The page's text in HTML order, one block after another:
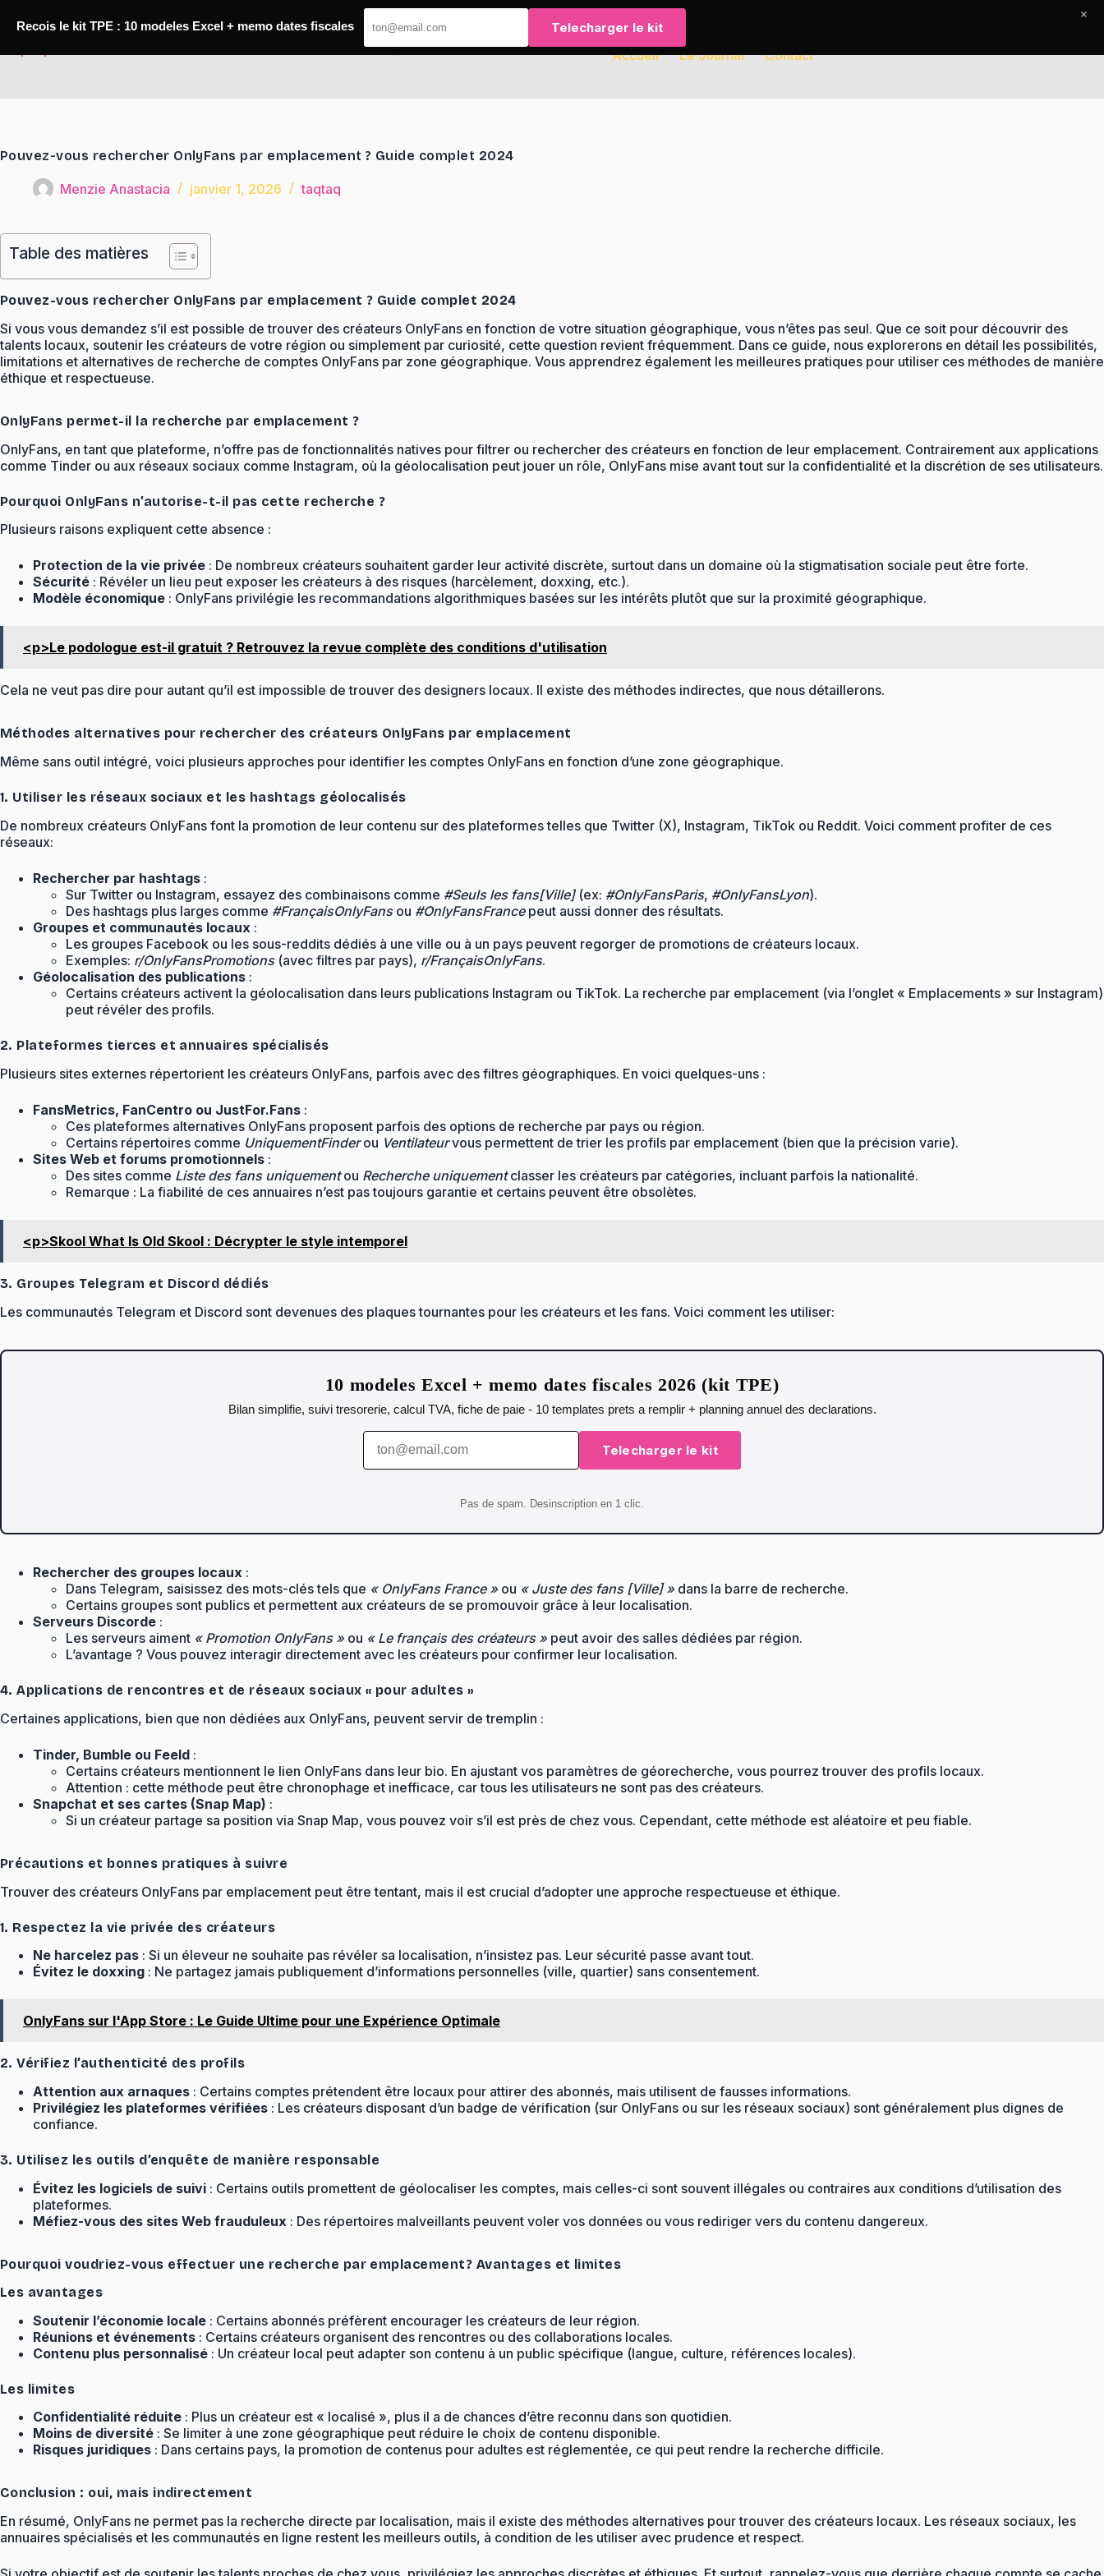
Accueil Le Journal Contact
Pouvez-vous rechercher OnlyFans par emplacement ? Guide complet 2024
Menzie Anastacia janvier 1, 2026 taqtaq
Table des matières
Pouvez-vous rechercher OnlyFans par emplacement ? Guide complet 2024
Si vous vous demandez s’il est possible de trouver des créateurs OnlyFans en fonction de votre situation géographique, vous n’êtes pas seul. Que ce soit pour découvrir des
talents locaux, soutenir les créateurs de votre région ou simplement par curiosité, cette question revient fréquemment. Dans ce guide, nous explorerons en détail les possibilités,
limitations et alternatives de recherche de comptes OnlyFans par zone géographique. Vous apprendrez également les meilleures pratiques pour utiliser ces méthodes de manière
éthique et respectueuse.
OnlyFans permet-il la recherche par emplacement ?
OnlyFans, en tant que plateforme, n’offre pas de fonctionnalités natives pour filtrer ou rechercher des créateurs en fonction de leur emplacement. Contrairement aux applications
comme Tinder ou aux réseaux sociaux comme Instagram, où la géolocalisation peut jouer un rôle, OnlyFans mise avant tout sur la confidentialité et la discrétion de ses utilisateurs.
Pourquoi OnlyFans n’autorise-t-il pas cette recherche ?
Plusieurs raisons expliquent cette absence :
Protection de la vie privée : De nombreux créateurs souhaitent garder leur activité discrète, surtout dans un domaine où la stigmatisation sociale peut être forte.
Sécurité : Révéler un lieu peut exposer les créateurs à des risques (harcèlement, doxxing, etc.).
Modèle économique : OnlyFans privilégie les recommandations algorithmiques basées sur les intérêts plutôt que sur la proximité géographique.
<p>Le podologue est-il gratuit ? Retrouvez la revue complète des conditions d'utilisation
Cela ne veut pas dire pour autant qu’il est impossible de trouver des designers locaux. Il existe des méthodes indirectes, que nous détaillerons.
Méthodes alternatives pour rechercher des créateurs OnlyFans par emplacement
Même sans outil intégré, voici plusieurs approches pour identifier les comptes OnlyFans en fonction d’une zone géographique.
1. Utiliser les réseaux sociaux et les hashtags géolocalisés
De nombreux créateurs OnlyFans font la promotion de leur contenu sur des plateformes telles que Twitter (X), Instagram, TikTok ou Reddit. Voici comment profiter de ces
réseaux:
Rechercher par hashtags :
Sur Twitter ou Instagram, essayez des combinaisons comme #Seuls les fans[Ville](ex: #OnlyFansParis, #OnlyFansLyon).
Des hashtags plus larges comme #FrançaisOnlyFansou #OnlyFansFrancepeut aussi donner des résultats.
Groupes et communautés locaux :
Les groupes Facebook ou les sous-reddits dédiés à une ville ou à un pays peuvent regorger de promotions de créateurs locaux.
Exemples: r/OnlyFansPromotions(avec filtres par pays), r/FrançaisOnlyFans.
Géolocalisation des publications :
Certains créateurs activent la géolocalisation dans leurs publications Instagram ou TikTok. La recherche par emplacement (via l’onglet « Emplacements » sur Instagram)
peut révéler des profils.
2. Plateformes tierces et annuaires spécialisés
Plusieurs sites externes répertorient les créateurs OnlyFans, parfois avec des filtres géographiques. En voici quelques-uns :
FansMetrics, FanCentro ou JustFor.Fans :
Ces plateformes alternatives OnlyFans proposent parfois des options de recherche par pays ou région.
Certains répertoires comme UniquementFinderou Ventilateurvous permettent de trier les profils par emplacement (bien que la précision varie).
Sites Web et forums promotionnels :
Des sites comme Liste des fans uniquementou Recherche uniquementclasser les créateurs par catégories, incluant parfois la nationalité.
Remarque : La fiabilité de ces annuaires n’est pas toujours garantie et certains peuvent être obsolètes.
<p>Skool What Is Old Skool : Décrypter le style intemporel
3. Groupes Telegram et Discord dédiés
Les communautés Telegram et Discord sont devenues des plaques tournantes pour les créateurs et les fans. Voici comment les utiliser:
10 modeles Excel + memo dates fiscales 2026 (kit TPE)
Bilan simplifie, suivi tresorerie, calcul TVA, fiche de paie - 10 templates prets a remplir + planning annuel des declarations.
Telecharger le kit
Pas de spam. Desinscription en 1 clic.
Rechercher des groupes locaux :
Dans Telegram, saisissez des mots-clés tels que « OnlyFans France » ou « Juste des fans [Ville] » dans la barre de recherche.
Certains groupes sont publics et permettent aux créateurs de se promouvoir grâce à leur localisation.
Serveurs Discorde :
Les serveurs aiment « Promotion OnlyFans » ou « Le français des créateurs » peut avoir des salles dédiées par région.
L’avantage ? Vous pouvez interagir directement avec les créateurs pour confirmer leur localisation.
4. Applications de rencontres et de réseaux sociaux « pour adultes »
Certaines applications, bien que non dédiées aux OnlyFans, peuvent servir de tremplin :
Tinder, Bumble ou Feeld :
Certains créateurs mentionnent le lien OnlyFans dans leur bio. En ajustant vos paramètres de géorecherche, vous pourrez trouver des profils locaux.
Attention : cette méthode peut être chronophage et inefficace, car tous les utilisateurs ne sont pas des créateurs.
Snapchat et ses cartes (Snap Map) :
Si un créateur partage sa position via Snap Map, vous pouvez voir s’il est près de chez vous. Cependant, cette méthode est aléatoire et peu fiable.
Précautions et bonnes pratiques à suivre
Trouver des créateurs OnlyFans par emplacement peut être tentant, mais il est crucial d’adopter une approche respectueuse et éthique.
1. Respectez la vie privée des créateurs
Ne harcelez pas : Si un éleveur ne souhaite pas révéler sa localisation, n’insistez pas. Leur sécurité passe avant tout.
Évitez le doxxing : Ne partagez jamais publiquement d’informations personnelles (ville, quartier) sans consentement.
OnlyFans sur l'App Store : Le Guide Ultime pour une Expérience Optimale
2. Vérifiez l’authenticité des profils
Attention aux arnaques : Certains comptes prétendent être locaux pour attirer des abonnés, mais utilisent de fausses informations.
Privilégiez les plateformes vérifiées : Les créateurs disposant d’un badge de vérification (sur OnlyFans ou sur les réseaux sociaux) sont généralement plus dignes de
confiance.
3. Utilisez les outils d’enquête de manière responsable
Évitez les logiciels de suivi : Certains outils promettent de géolocaliser les comptes, mais celles-ci sont souvent illégales ou contraires aux conditions d’utilisation des
plateformes.
Méfiez-vous des sites Web frauduleux : Des répertoires malveillants peuvent voler vos données ou vous rediriger vers du contenu dangereux.
Pourquoi voudriez-vous effectuer une recherche par emplacement? Avantages et limites
Les avantages
Soutenir l’économie locale : Certains abonnés préfèrent encourager les créateurs de leur région.
Réunions et événements : Certains créateurs organisent des rencontres ou des collaborations locales.
Contenu plus personnalisé : Un créateur local peut adapter son contenu à un public spécifique (langue, culture, références locales).
Les limites
Confidentialité réduite : Plus un créateur est « localisé », plus il a de chances d’être reconnu dans son quotidien.
Moins de diversité : Se limiter à une zone géographique peut réduire le choix de contenu disponible.
Risques juridiques : Dans certains pays, la promotion de contenus pour adultes est réglementée, ce qui peut rendre la recherche difficile.
Conclusion : oui, mais indirectement
En résumé, OnlyFans ne permet pas la recherche directe par localisation, mais il existe des méthodes alternatives pour trouver des créateurs locaux. Les réseaux sociaux, les
annuaires spécialisés et les communautés en ligne restent les meilleurs outils, à condition de les utiliser avec prudence et respect.
Recois le kit TPE : 10 modeles Excel + memo dates fiscales Telecharger le kit
×